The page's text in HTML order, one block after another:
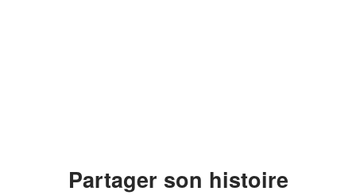
Partager son histoire